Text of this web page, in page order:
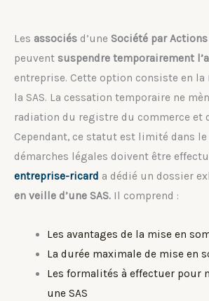
Les associés d’une Société par
peuvent suspendre temporairement
entreprise. Cette option consiste en la
la SAS. La cessation temporaire ne
radiation du registre du commerce et
Cependant, ce statut est limité dans le
démarches légales doivent être
entreprise-ricard a dédié un dossier
en veille d’une SAS. Il comprend :
Les avantages de la mise en
La durée maximale de mise en
Les formalités à effectuer pour
une SAS